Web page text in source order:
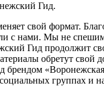
Гид.
свой формат.
с нами. Мы не
Гид продолжит
обретут свой
брендом
группах и